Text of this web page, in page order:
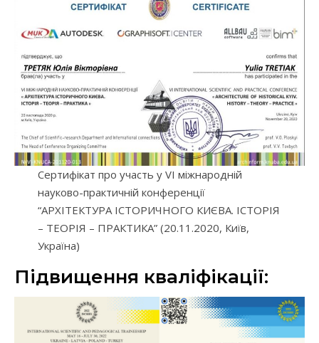
Сертифікат про участь у VI міжнародній
науково-практичній конференції
“АРХІТЕКТУРА ІСТОРИЧНОГО КИЄВА. ІСТОРІЯ
– ТЕОРІЯ – ПРАКТИКА” (20.11.2020, Київ,
Україна)
Підвищення кваліфікації: